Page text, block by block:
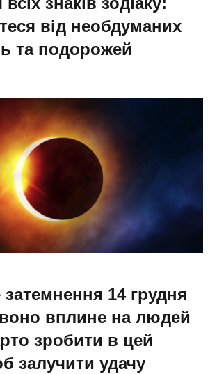
від необдуманих
та подорожей
14 грудня
вплине на людей
зробити в цей
залучити удачу